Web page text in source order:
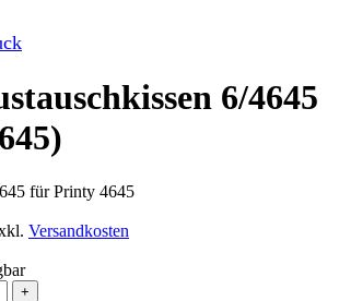
6/4645
für Printy 4645
Versandkosten
+